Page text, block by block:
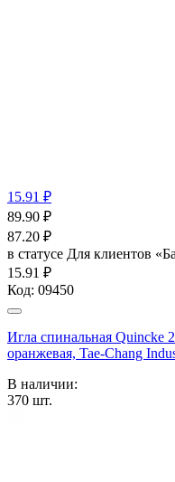
15.91 ₽
89.90 ₽
87.20 ₽
в статусе Для клиентов
15.91 ₽
Код: 09450
Игла спинальная Quincke
оранжевая, Tae-Chang
В наличии:
370 шт.